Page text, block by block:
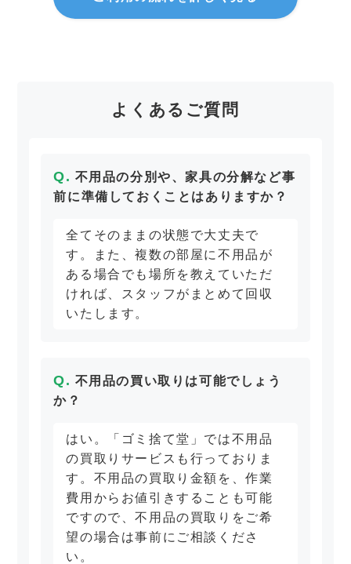
よくあるご質問
不用品の分別や、家具の分解など事
前に準備しておくことはありますか？
全てそのままの状態で大丈夫で
す。また、複数の部屋に不用品が
ある場合でも場所を教えていただ
ければ、スタッフがまとめて回収
いたします。
不用品の買い取りは可能でしょう
か？
はい。「ゴミ捨て堂」では不用品
の買取りサービスも行っておりま
す。不用品の買取り金額を、作業
費用からお値引きすることも可能
ですので、不用品の買取りをご希
望の場合は事前にご相談くださ
い。